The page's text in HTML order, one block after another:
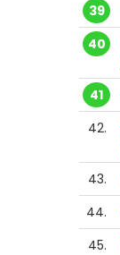
39
40
41
42.
43.
44.
45.